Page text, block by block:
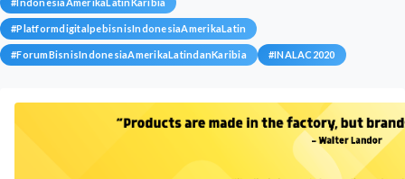
#PlatformdigitalpebisnisIndonesiaAmerikaLatin
#ForumBisnisIndonesiaAmerikaLatindanKaribia #INALAC2020